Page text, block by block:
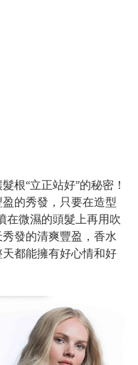
根“立正站好”的秘密！
的秀發，只要在造型
在微濕的頭髮上再用吹
發的清爽豐盈，香水
都能擁有好心情和好